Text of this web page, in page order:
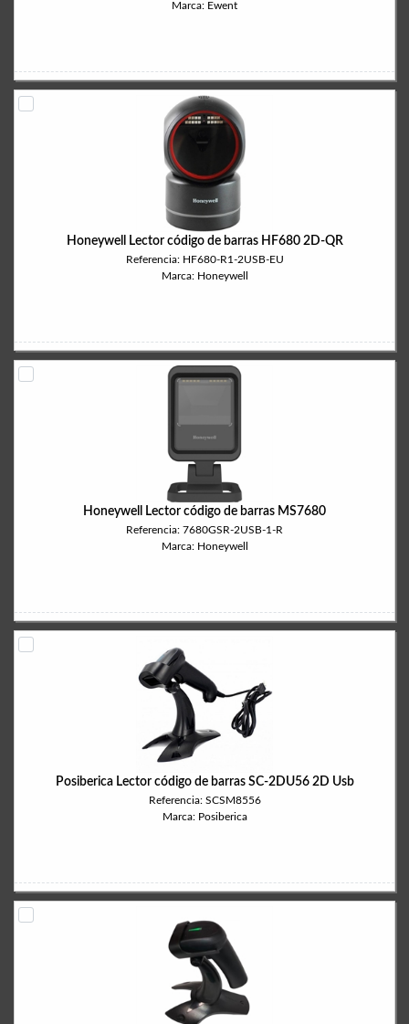
Marca: Ewent
Honeywell Lector código de barras HF680 2D-QR
Referencia: HF680-R1-2USB-EU
Marca: Honeywell
Honeywell Lector código de barras MS7680
Referencia: 7680GSR-2USB-1-R
Marca: Honeywell
Posiberica Lector código de barras SC-2DU56 2D Usb
Referencia: SCSM8556
Marca: Posiberica